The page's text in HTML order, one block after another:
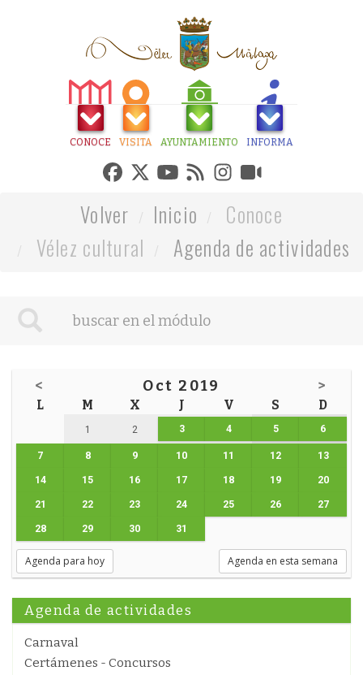
CONOCE VISITA AYUNTAMIENTO INFORMA
Volver Inicio
Conoce
Vélez cultural
Agenda de actividades
< Oct 2019 >
L M X J V S D
1 2 3 4 5 6
7 8 9 10 11 12 13
14 15 16 17 18 19 20
21 22 23 24 25 26 27
28 29 30 31
Agenda para hoy Agenda en esta semana
Agenda de actividades
Carnaval
Certámenes - Concursos